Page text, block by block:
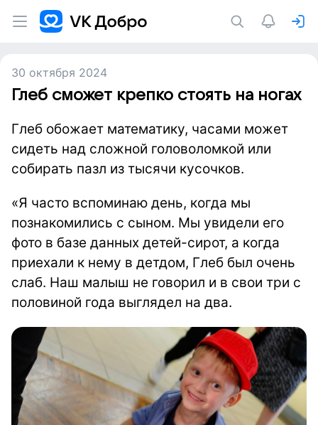
30 октября 2024
Глеб сможет крепко стоять на ногах
Глеб обожает математику, часами может
сидеть над сложной головоломкой или
собирать пазл из тысячи кусочков.
«Я часто вспоминаю день, когда мы
познакомились с сыном. Мы увидели его
фото в базе данных детей-сирот, а когда
приехали к нему в детдом, Глеб был очень
слаб. Наш малыш не говорил и в свои три с
половиной года выглядел на два.